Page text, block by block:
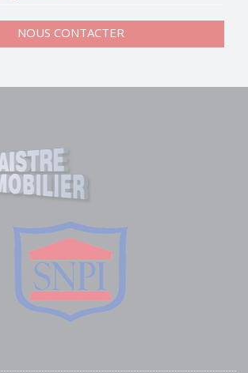
NOUS CONTACTER